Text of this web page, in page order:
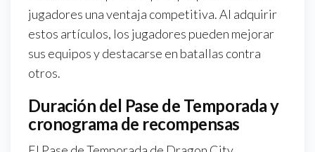
jugadores una ventaja competitiva. Al adquirir
estos artículos, los jugadores pueden mejorar
sus equipos y destacarse en batallas contra
otros.
Duración del Pase de Temporada y
cronograma de recompensas